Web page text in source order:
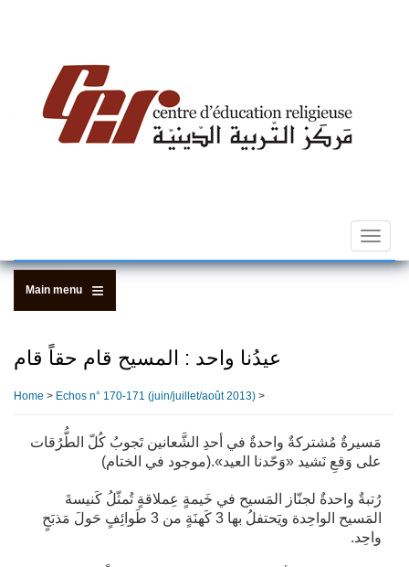
Toggle
Main menu
عيدُنا واحد : المسيح قام حقاً قام
Home > Echos n­° 170-171 (juin/juillet/août 2013) >
مَسيرةٌ مُشتركةٌ واحدةٌ في أحدِ الشَّعانين تَجوبُ كُلّ الطُّرُقات
على وَقعِ نَشيد «وَحّدنا العيد».(موجود في الختام)
رُتبةٌ واحدةٌ لجنّاز المَسيح في خَيمةٍ عِملاقةٍ تُمثّلُ كَنيسةَ
المَسيح الواحِدة ويَحتفلُ بها 3 كَهنَةٍ من 3 طَوائِفٍ حَولَ مَذبَحٍ
واحِد.